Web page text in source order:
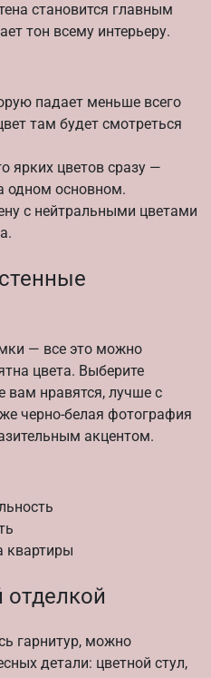
становится главным
тон всему интерьеру.
падает меньше всего
там будет смотреться
ярких цветов сразу —
одном основном.
с нейтральными цветами
— все это можно
цвета. Выберите
вам нравятся, лучше с
черно-белая фотография
акцентом.
квартиры
отделкой
гарнитур, можно
детали: цветной стул,